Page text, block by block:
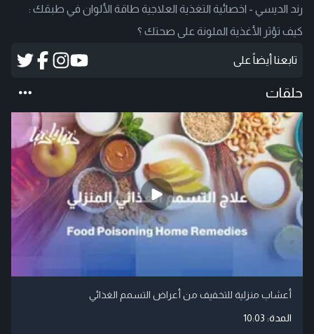
رند الديسي - اخصائية التغذية العلاجية طاقة الألوان في طبقك :
كيف تؤثر الأغذية الملونة على صحتك ؟
تابعنا أيضاً على
حلقات
أعشاب منزلية للتخفيف من أعراض التسمم الغذائي
المدة: 10:03